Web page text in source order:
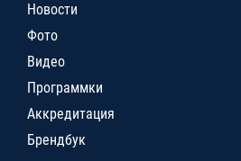
Новости
Фото
Видео
Программки
Аккредитация
Брендбук